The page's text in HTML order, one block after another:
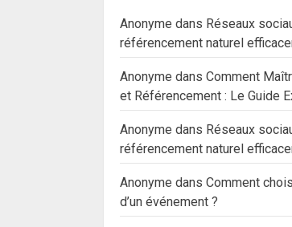
Anonyme dans Réseaux
référencement naturel
Anonyme dansComment
et Référencement : Le Guide
Anonyme dans Réseaux
référencement naturel
Anonyme dansComment
d’un événement ?